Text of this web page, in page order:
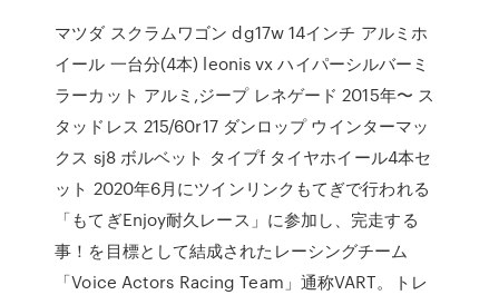
マツダ スクラムワゴン dg17w 14インチ アルミホ
イール 一台分(4本) leonis vx ハイパーシルバーミ
ラーカット アルミ,ジープ レネゲード 2015年〜 ス
タッドレス 215/60r17 ダンロップ ウインターマッ
クス sj8 ボルベット タイプf タイヤホイール4本セ
ット 2020年6月にツインリンクもてぎで行われる
「もてぎEnjoy耐久レース」に参加し、完走する
事！を目標として結成されたレーシングチーム
「Voice Actors Racing Team」通称VART。トレ